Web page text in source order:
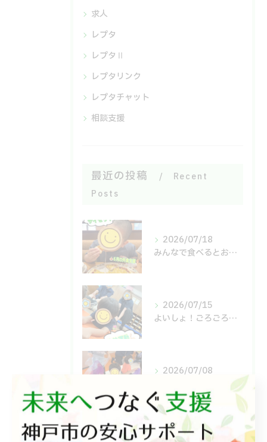
求人
レプタ
レプタⅡ
レプタリンク
レプタチャット
相談支援
最近の投稿
Recent
Posts
2026/07/18
みんなで食べるとおいしいね😋
2026/07/15
よいしょ！ごろごろ！体幹運動🙌
2026/07/08